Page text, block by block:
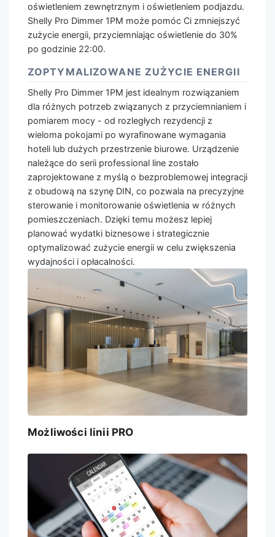
oświetleniem zewnętrznym i oświetleniem podjazdu.
Shelly Pro Dimmer 1PM może pomóc Ci zmniejszyć
zużycie energii, przyciemniając oświetlenie do 30%
po godzinie 22:00.
ZOPTYMALIZOWANE ZUŻYCIE ENERGII
Shelly Pro Dimmer 1PM jest idealnym rozwiązaniem
dla różnych potrzeb związanych z przyciemnianiem i
pomiarem mocy - od rozległych rezydencji z
wieloma pokojami po wyrafinowane wymagania
hoteli lub dużych przestrzenie biurowe. Urządzenie
należące do serii professional line zostało
zaprojektowane z myślą o bezproblemowej integracji
z obudową na szynę DIN, co pozwala na precyzyjne
sterowanie i monitorowanie oświetlenia w różnych
pomieszczeniach. Dzięki temu możesz lepiej
planować wydatki biznesowe i strategicznie
optymalizować zużycie energii w celu zwiększenia
wydajności i opłacalności.
Możliwości linii PRO